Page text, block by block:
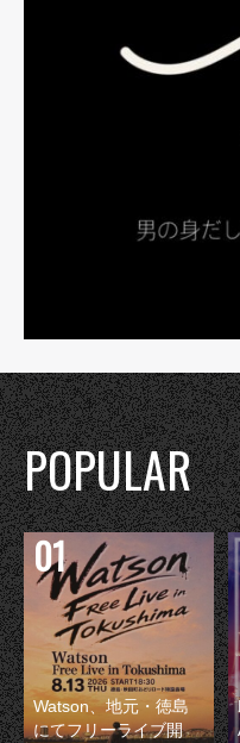
POPULAR
Watson、地元・徳島
にてフリーライブ開